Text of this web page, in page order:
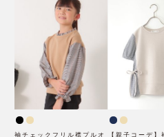
袖チェックフリル襟プルオ 【親子コーデ】